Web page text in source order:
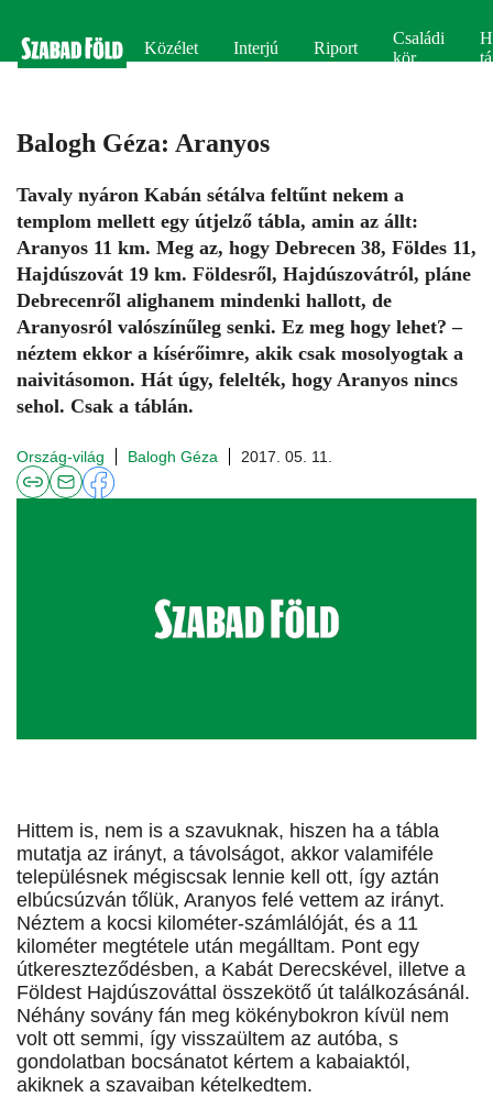
Közélet Interjú Riport
Családi
kör
Balogh Géza: Aranyos
Tavaly nyáron Kabán sétálva feltűnt nekem a
templom mellett egy útjelző tábla, amin az állt:
Aranyos 11 km. Meg az, hogy Debrecen 38, Földes 11,
Hajdúszovát 19 km. Földesről, Hajdúszovátról, pláne
Debrecenről alighanem mindenki hallott, de
Aranyosról valószínűleg senki. Ez meg hogy lehet? –
néztem ekkor a kísérőimre, akik csak mosolyogtak a
naivitásomon. Hát úgy, felelték, hogy Aranyos nincs
sehol. Csak a táblán.
Ország-világ Balogh Géza 2017. 05. 11.
Hittem is, nem is a szavuknak, hiszen ha a tábla
mutatja az irányt, a távolságot, akkor valamiféle
településnek mégiscsak lennie kell ott, így aztán
elbúcsúzván tőlük, Aranyos felé vettem az irányt.
Néztem a kocsi kilométer-számlálóját, és a 11
kilométer megtétele után megálltam. Pont egy
útkereszteződésben, a Kabát Derecskével, illetve a
Földest Hajdúszováttal összekötő út találkozásánál.
Néhány sovány fán meg kökénybokron kívül nem
volt ott semmi, így visszaültem az autóba, s
gondolatban bocsánatot kértem a kabaiaktól,
akiknek a szavaiban kételkedtem.